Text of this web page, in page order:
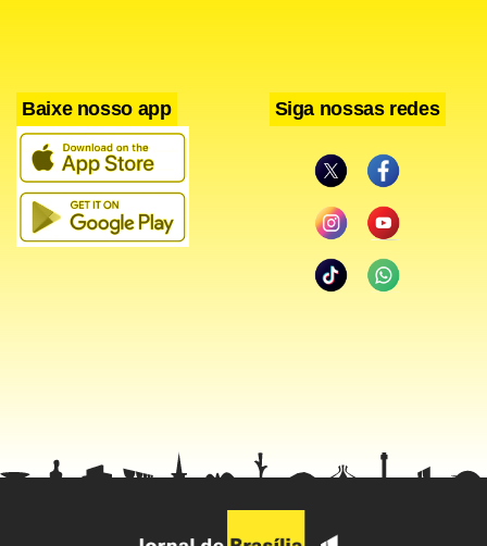
Ele destacou que os detalhes da reestruturação proposta
pela Telecom Italia não são conhecidos, embora tenha
salientado que a separação da rede fixa "é semelhante ao
que pretendíamos fazer quando anunciamos o nosso
do Brasil mais competitiva diante do forte ambiente de
economias significativas na aquisição de equipamentos e
Baixe nosso app Siga nossas redes